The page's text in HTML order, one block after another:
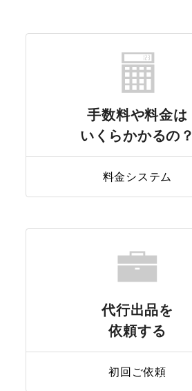
手数料や料金は
いくらかかるの？
料金システム
代行出品を
依頼する
初回ご依頼